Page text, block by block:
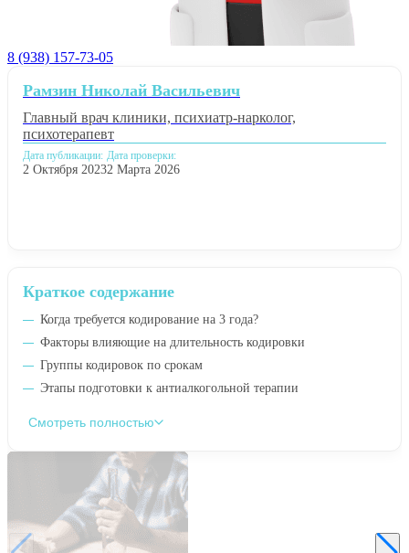
8 (938) 157-73-05
Краткое содержание
Когда требуется кодирование на 3 года?
Факторы влияющие на длительность кодировки
Группы кодировок по срокам
Этапы подготовки к антиалкогольной терапии
Смотреть полностью
Рамзин Николай Васильевич
Главный врач клиники, психиатр-нарколог,
психотерапевт
Дата публикации:
2 Октября 2023
Дата проверки:
2 Марта 2026